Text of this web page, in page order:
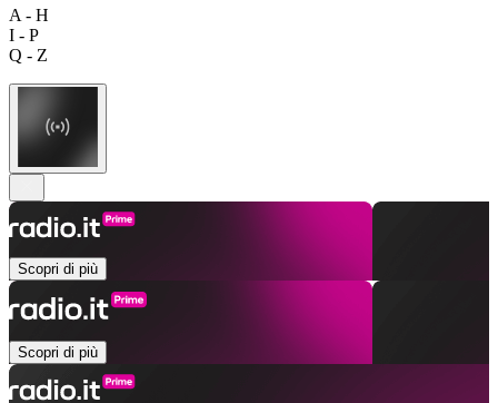
A - H
I - P
Q - Z
Scopri di più
Scopri di più